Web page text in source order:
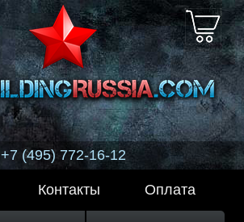
+7 (495) 772-16-12
Контакты Оплата